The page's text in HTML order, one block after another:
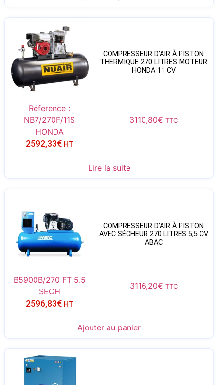
COMPRESSEUR D’AIR À PISTON
THERMIQUE 270 LITRES MOTEUR
HONDA 11 CV
Réference :
NB7/270F/11S
HONDA
3110,80€ TTC
2592,33€ HT
Lire la suite
COMPRESSEUR D’AIR À PISTON
AVEC SÉCHEUR 270 LITRES 5,5 CV
ABAC
B5900B/270 FT 5.5
SECH
3116,20€ TTC
2596,83€ HT
Ajouter au panier